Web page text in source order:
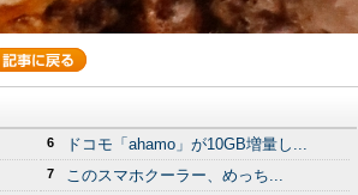
6 ドコモ「ahamo」が10GB増量し...
7 このスマホクーラー、めっち...